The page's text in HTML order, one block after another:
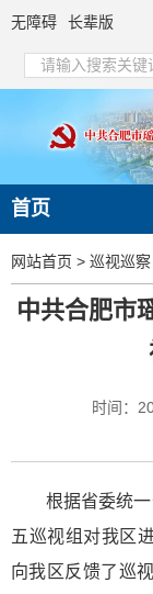
无障碍 长辈版
首页
网站首页 > 巡视巡察
中共合肥市
时间：
根据省委统
五巡视组对我区
向我区反馈了巡